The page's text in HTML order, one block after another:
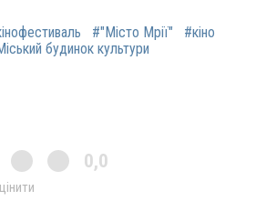
#"Місто Мрії"
#кіно
будинок культури
0,0